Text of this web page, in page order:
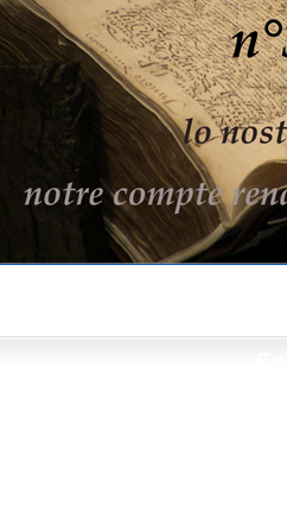
Climat Justice sociale
Association Foncière de
Elections | Eleccions Salies